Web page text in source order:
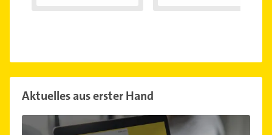
Aktuelles aus erster Hand